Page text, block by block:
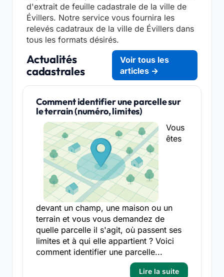
d'extrait de feuille cadastrale de la ville de
Évillers. Notre service vous fournira les
relevés cadatraux de la ville de Évillers dans
tous les formats désirés.
Actualités
cadastrales
Voir tous les
articles →
Comment identifier une parcelle sur
le terrain (numéro, limites)
Vous
êtes
devant un champ, une maison ou un
terrain et vous vous demandez de
quelle parcelle il s'agit, où passent ses
limites et à qui elle appartient ? Voici
comment identifier une parcelle...
Lire la suite